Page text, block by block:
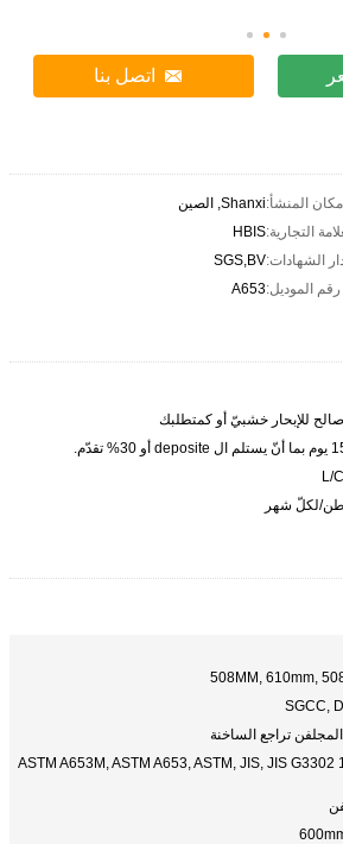
اتصل بنا
مكان المنشأ:Shanxi, الصين
التجارية:HBIS
الشهادات:SGS,BV
رقم الموديل:A653
للإبحار خشبيّ أو كمتطلبك
508MM, 610mm,
SGCC,
تراجع الساخنة
ASTM A653M, ASTM A653, ASTM, JIS, JIS G3302